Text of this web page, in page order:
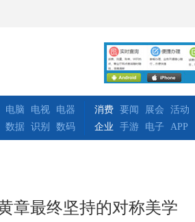
电脑 电视
电器
数据 识别 数码
消费 要闻 展会
活动
企业
手游 电子 APP
章最终坚持的对称美学